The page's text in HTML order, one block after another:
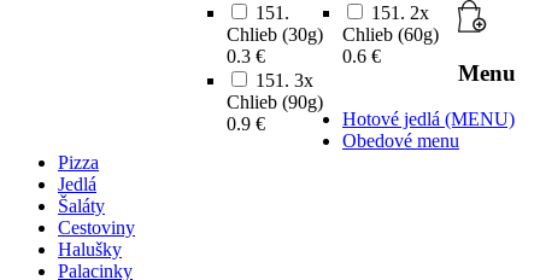
151.
Chlieb (30g)
0.3 €
151. 2x
Chlieb (60g)
0.6 €
151. 3x
Chlieb (90g)
0.9 €
Menu
Hotové jedlá (MENU)
Obedové menu
Pizza
Jedlá
Šaláty
Cestoviny
Halušky
Palacinky